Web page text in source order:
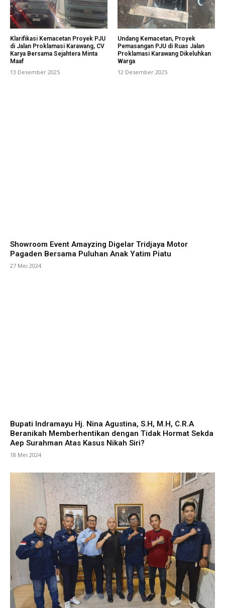
Klarifikasi Kemacetan Proyek PJU
di Jalan Proklamasi Karawang, CV
Karya Bersama Sejahtera Minta
Maaf
13 Desember 2025
Undang Kemacetan, Proyek
Pemasangan PJU di Ruas Jalan
Proklamasi Karawang Dikeluhkan
Warga
12 Desember 2025
Showroom Event Amayzing Digelar Tridjaya Motor
Pagaden Bersama Puluhan Anak Yatim Piatu
27 Mei 2024
Bupati Indramayu Hj. Nina Agustina, S.H, M.H, C.R.A
Beranikah Memberhentikan dengan Tidak Hormat Sekda
Aep Surahman Atas Kasus Nikah Siri?
18 Mei 2024